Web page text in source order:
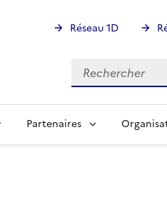
Réseau 1D
Rechercher
Rechercher
Partenaires